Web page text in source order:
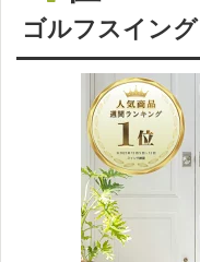
ゴルフスイン